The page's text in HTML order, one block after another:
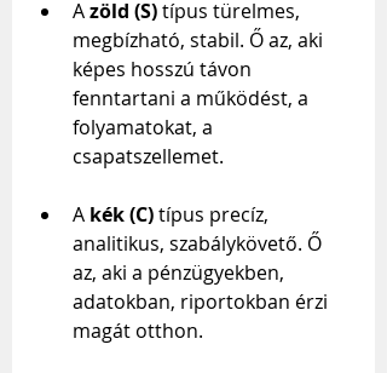
A zöld (S) típus türelmes,
megbízható, stabil. Ő az, aki
képes hosszú távon
fenntartani a működést, a
folyamatokat, a
csapatszellemet.
A kék (C) típus precíz,
analitikus, szabálykövető. Ő
az, aki a pénzügyekben,
adatokban, riportokban érzi
magát otthon.